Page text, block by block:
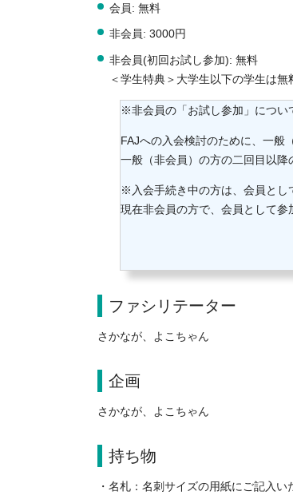
会員: 無料
非会員: 3000円
非会員(初回お試し参加): 無料
＜学生特典＞大学生以下の学生は
※非会員の「お試し参加」につい
FAJへの入会検討のために、一般
一般（非会員）の方の二回目以降
※入会手続き中の方は、会員とし
現在非会員の方で、会員として参
ファシリテーター
さかなが、よこちゃん
企画
さかなが、よこちゃん
持ち物
・名札：名刺サイズの用紙にご記入